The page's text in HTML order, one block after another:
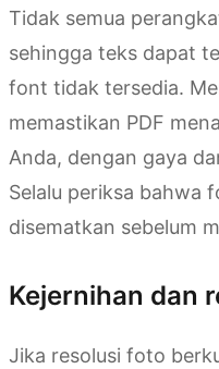
Tidak semua
sehingga teks dapat
font tidak tersedia.
memastikan PDF
Anda, dengan gaya
Selalu periksa bahwa
disematkan sebelum
Kejernihan dan
Jika resolusi foto